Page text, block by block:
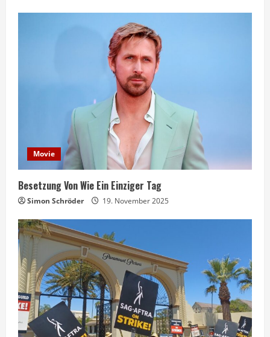
Movie
Besetzung Von Wie Ein Einziger Tag
Simon Schröder 19. November 2025